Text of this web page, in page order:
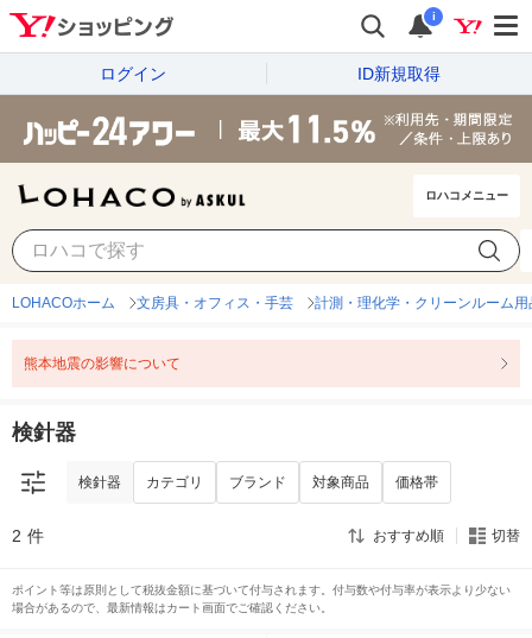
i
ログイン ID新規取得
ロハコメニュー
LOHACOホーム 文房具・オフィス・手芸 計測・理化学・クリーンルーム用
熊本地震の影響について
検針器
検針器 カテゴリ ブランド 対象商品 価格帯
2 件 おすすめ順 切替
ポイント等は原則として税抜金額に基づいて付与されます。付与数や付与率が表示より少ない
場合があるので、最新情報はカート画面でご確認ください。